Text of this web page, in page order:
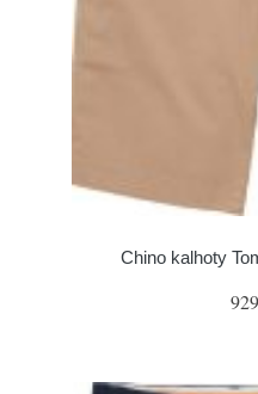
Chino kalhoty